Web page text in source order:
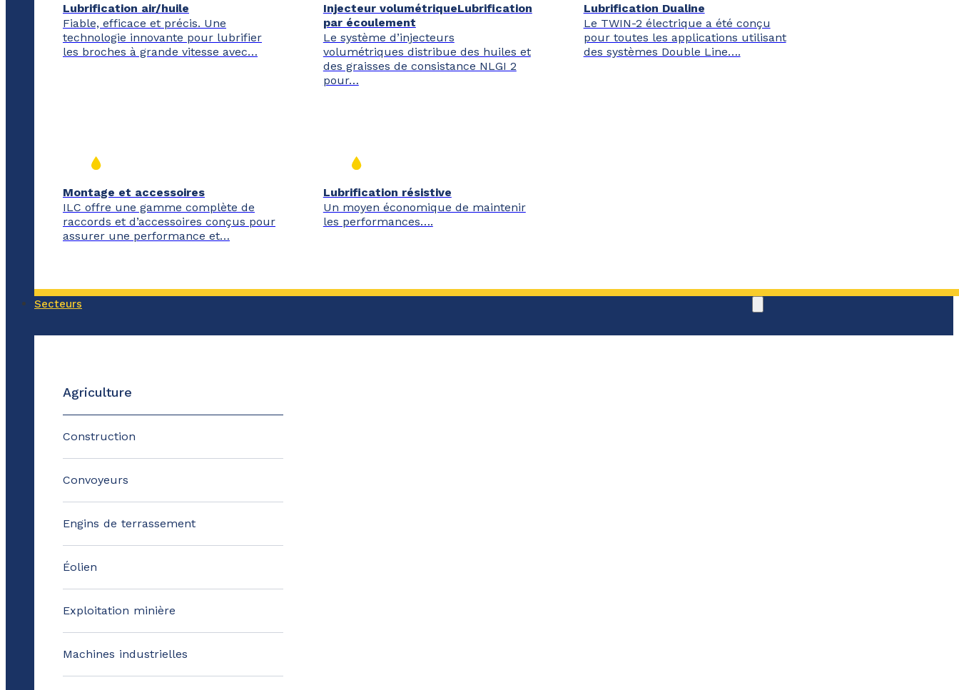
Lubrification air/huile
Fiable, efficace et précis. Une
technologie innovante pour lubrifier
les broches à grande vitesse avec…
Injecteur volumétriqueLubrification
par écoulement
Le système d’injecteurs
volumétriques distribue des huiles et
des graisses de consistance NLGI 2
pour…
Lubrification Dualine
Le TWIN-2 électrique a été conçu
pour toutes les applications utilisant
des systèmes Double Line….
Montage et accessoires
ILC offre une gamme complète de
raccords et d’accessoires conçus pour
assurer une performance et…
Lubrification résistive
Un moyen économique de maintenir
les performances….
Secteurs
Agriculture
Construction
Convoyeurs
Engins de terrassement
Éolien
Exploitation minière
Machines industrielles